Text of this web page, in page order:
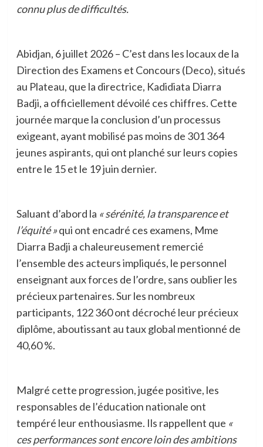
connu plus de difficultés.
Abidjan, 6 juillet 2026 – C’est dans les locaux de la
Direction des Examens et Concours (Deco), situés
au Plateau, que la directrice, Kadidiata Diarra
Badji, a officiellement dévoilé ces chiffres. Cette
journée marque la conclusion d’un processus
exigeant, ayant mobilisé pas moins de 301 364
jeunes aspirants, qui ont planché sur leurs copies
entre le 15 et le 19 juin dernier.
Saluant d’abord la « sérénité, la transparence et
l’équité »qui ont encadré ces examens, Mme
Diarra Badji a chaleureusement remercié
l’ensemble des acteurs impliqués, le personnel
enseignant aux forces de l’ordre, sans oublier les
précieux partenaires. Sur les nombreux
participants, 122 360 ont décroché leur précieux
diplôme, aboutissant au taux global mentionné de
40,60 %.
Malgré cette progression, jugée positive, les
responsables de l’éducation nationale ont
tempéré leur enthousiasme. Ils rappellent que «
ces performances sont encore loin des ambitions